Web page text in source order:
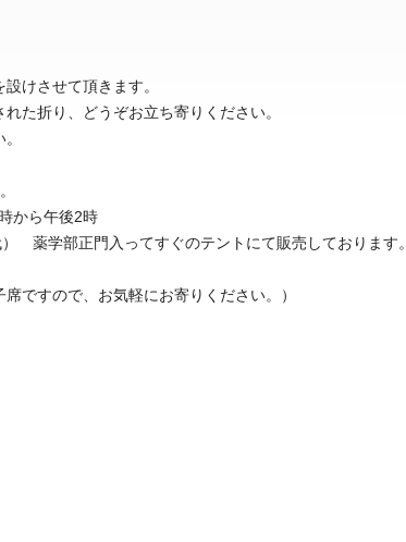
けさせて頂きます。
た折り、どうぞお立ち寄りください。
ら午後2時
薬学部正門入ってすぐのテントにて販売しております。
ですので、お気軽にお寄りください。）